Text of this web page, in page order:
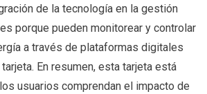
de la tecnología en la gestión
porque pueden monitorear y controlar
a través de plataformas digitales
En resumen, esta tarjeta está
usuarios comprendan el impacto de